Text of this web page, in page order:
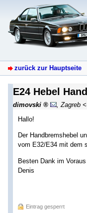
zurück zur Hauptseite
E24 Hebel
dimovski ,Zagreb
Hallo!
Der Handbremshebel
vom E32/E34 mit dem
Besten Dank im
Denis
Eintrag gesperrt